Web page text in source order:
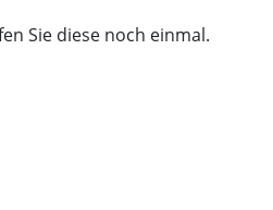
Sie diese noch einmal.